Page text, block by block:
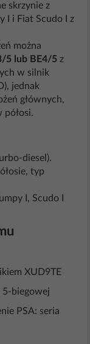
skrzynie z
I i Fiat Scudo I z
można
5 lub BE4/5 z
w silnik
jednak
głównych,
półosi.
diesel).
typ
I, Scudo I
XUD9TE
5-biegowej
PSA: seria